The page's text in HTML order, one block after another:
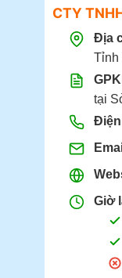
CTY
Địa
Tỉnh
tại
Giờ